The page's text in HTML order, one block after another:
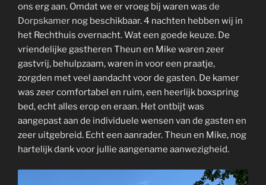
ons erg aan. Omdat we er vroeg bij waren was de
Dorpskamer nog beschikbaar. 4 nachten hebben wij in
het Rechthuis overnacht. Wat een goede keuze. De
vriendelijke gastheren Theun en Mike waren zeer
gastvrij, behulpzaam, waren in voor een praatje,
zorgden met veel aandacht voor de gasten. De kamer
was zeer comfortabel en ruim, een heerlijk boxspring
bed, echt alles erop en eraan. Het ontbijt was
aangepast aan de individuele wensen van de gasten en
zeer uitgebreid. Echt een aanrader. Theun en Mike, nog
hartelijk dank voor jullie aangename aanwezigheid.